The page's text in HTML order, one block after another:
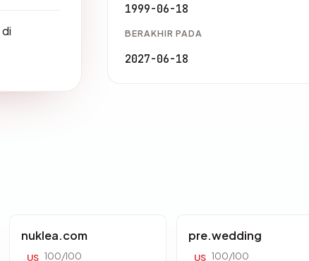
di
1999-06-18
BERAKHIR PADA
2027-06-18
nuklea.com
US 100/100
pre.wedding
US 100/100